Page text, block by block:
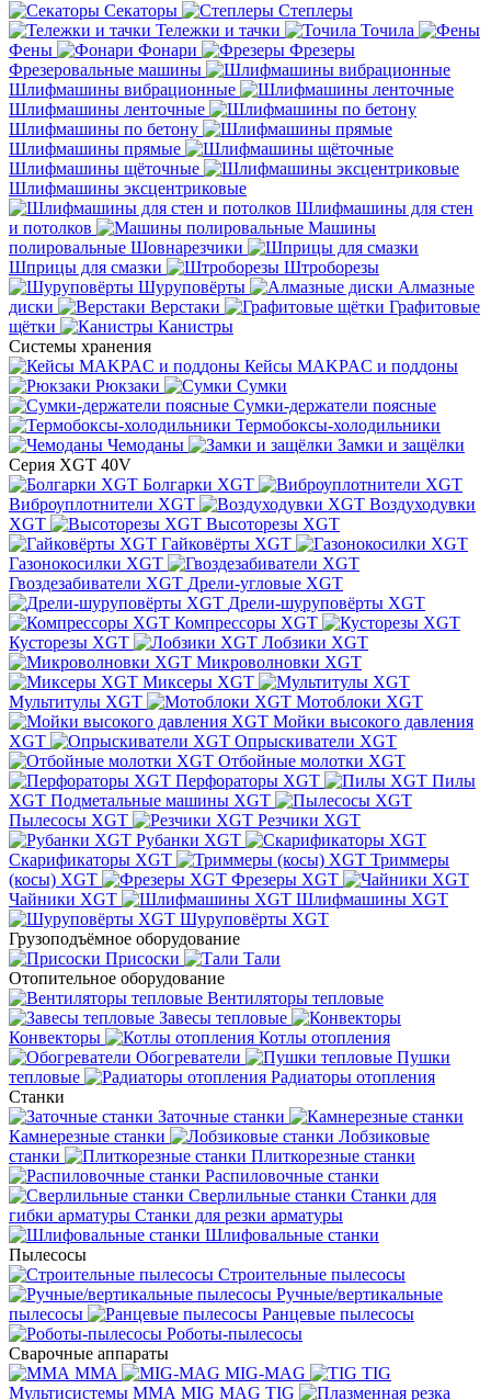
Секаторы
Степлеры
Тележки и тачки
Точила
Фены
Фонари
Фрезеры
Фрезеровальные машины
Шлифмашины вибрационные
Шлифмашины ленточные
Шлифмашины по бетону
Шлифмашины прямые
Шлифмашины щёточные
Шлифмашины эксцентриковые
Шлифмашины для стен
и потолков
Машины
полировальные Шовнарезчики
Шприцы для смазки
Штроборезы
Шуруповёрты
Алмазные
диски
Верстаки
Графитовые
щётки
Канистры
Системы хранения
Кейсы MAKPAC и поддоны
Рюкзаки
Сумки
Сумки-держатели поясные
Термобоксы-холодильники
Чемоданы
Замки и защёлки
Серия XGT 40V
Болгарки XGT
Виброуплотнители XGT
Воздуходувки
XGT
Высоторезы XGT
Гайковёрты XGT
Газонокосилки XGT
Гвоздезабиватели XGT Дрели-угловые XGT
Дрели-шуруповёрты XGT
Компрессоры XGT
Кусторезы XGT
Лобзики XGT
Микроволновки XGT
Миксеры XGT
Мультитулы XGT
Мотоблоки XGT
Мойки высокого давления
XGT
Опрыскиватели XGT
Отбойные молотки XGT
Перфораторы XGT
Пилы
XGT Подметальные машины XGT
Пылесосы XGT
Резчики XGT
Рубанки XGT
Скарификаторы XGT
Триммеры
(косы) XGT
Фрезеры XGT
Чайники XGT
Шлифмашины XGT
Шуруповёрты XGT
Грузоподъёмное оборудование
Присоски
Тали
Отопительное оборудование
Вентиляторы тепловые
Завесы тепловые
Конвекторы
Котлы отопления
Обогреватели
Пушки
тепловые
Радиаторы отопления
Станки
Заточные станки
Камнерезные станки
Лобзиковые
станки
Плиткорезные станки
Распиловочные станки
Сверлильные станки Станки для
гибки арматуры Станки для резки арматуры
Шлифовальные станки
Пылесосы
Строительные пылесосы
Ручные/вертикальные
пылесосы
Ранцевые пылесосы
Роботы-пылесосы
Сварочные аппараты
MMA
MIG-MAG
TIG
Мультисистемы ММА MIG MAG TIG